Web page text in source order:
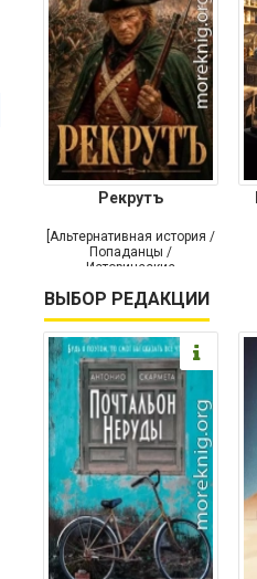
Рекрутъ
[Альтернативная история /
Попаданцы /
Исторические
ВЫБОР РЕДАКЦИИ